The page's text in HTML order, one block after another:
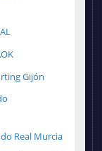
Gijón
Real Murcia